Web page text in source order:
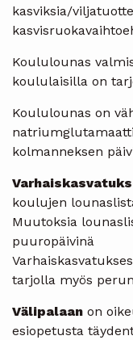
kasviksia/
Koululounas
koululaisilla on
Koululounas on
kolmanneksen
koulujen
Muutoksia
puuropäivinä
tarjolla myös
Välipalaan on
esiopetusta